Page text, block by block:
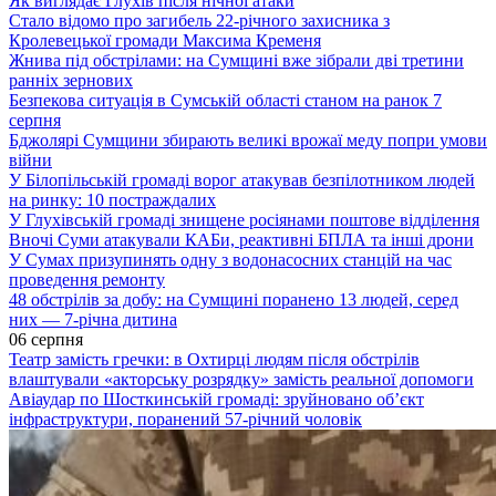
Стало відомо про загибель 22-річного захисника з
Кролевецької громади Максима Кременя
Жнива під обстрілами: на Сумщині вже зібрали дві третини
ранніх зернових
Безпекова ситуація в Сумській області станом на ранок 7
серпня
Бджолярі Сумщини збирають великі врожаї меду попри умови
війни
У Білопільській громаді ворог атакував безпілотником людей
на ринку: 10 постраждалих
У Глухівській громаді знищене росіянами поштове відділення
Вночі Суми атакували КАБи, реактивні БПЛА та інші дрони
У Сумах призупинять одну з водонасосних станцій на час
проведення ремонту
48 обстрілів за добу: на Сумщині поранено 13 людей, серед
них — 7-річна дитина
06 серпня
Театр замість гречки: в Охтирці людям після обстрілів
влаштували «акторську розрядку» замість реальної допомоги
Авіаудар по Шосткинській громаді: зруйновано об’єкт
інфраструктури, поранений 57-річний чоловік